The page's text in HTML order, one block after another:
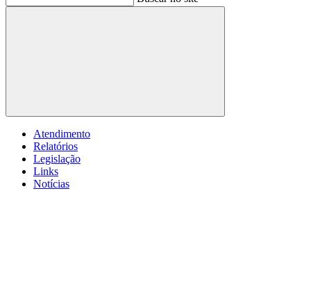
Buscar
Atendimento
Relatórios
Legislação
Links
Notícias